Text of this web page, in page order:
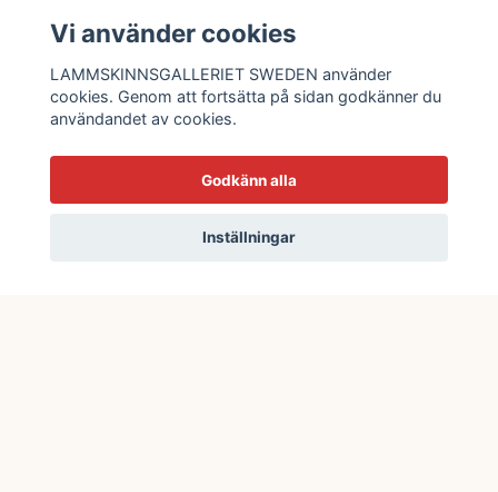
KONTAKTA OSS
TVÄTT OCH SKÖTSELRÅD
Vi använder cookies
LAMMSKINNSGALLERIET SWEDEN använder
cookies. Genom att fortsätta på sidan godkänner du
användandet av cookies.
Godkänn alla
Inställningar